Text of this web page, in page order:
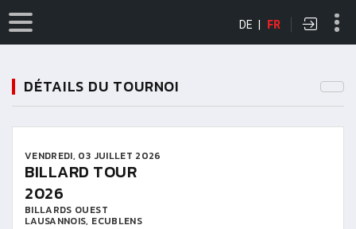
DE | FR
DÉTAILS DU TOURNOI
VENDREDI, 03 JUILLET 2026
BILLARD TOUR
2026
BILLARDS OUEST
LAUSANNOIS, ECUBLENS